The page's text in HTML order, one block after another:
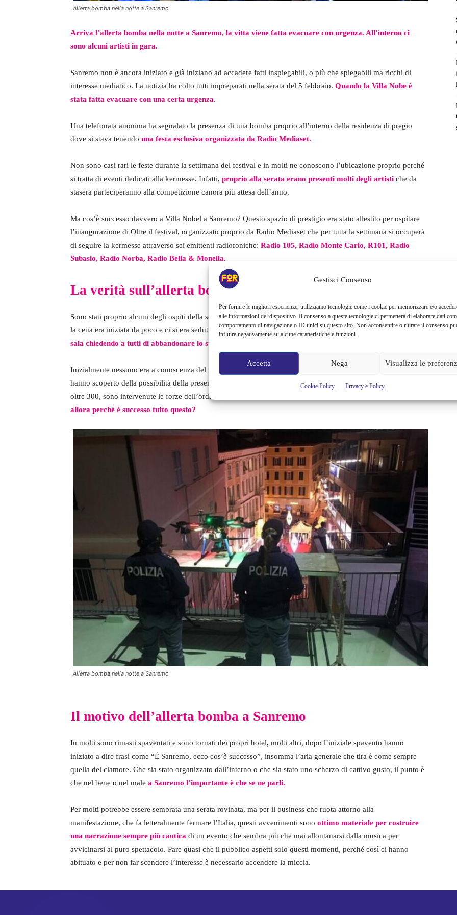
Gestisci Consenso
Per fornire le migliori esperienze, utilizziamo tecnologie come i cookie per memorizzare e/o
alle informazioni del dispositivo. Il consenso a queste tecnologie ci permetterà di elaborare dati
comportamento di navigazione o ID unici su questo sito. Non acconsentire o ritirare il consenso
influire negativamente su alcune caratteristiche e funzioni.
Accetta Nega Visualizza le
Cookie Policy Privacy e Policy
Allerta bomba nella notte a Sanremo
Arriva l’allerta bomba nella notte a Sanremo, la vitta viene fatta evacuare con urgenza. All’interno ci
sono alcuni artisti in gara.
Sanremo non è ancora iniziato e già iniziano ad accadere fatti inspiegabili, o più che spiegabili ma ricchi di
interesse mediatico. La notizia ha colto tutti impreparati nella serata del 5 febbraio. Quando la Villa Nobe è
stata fatta evacuare con una certa urgenza.
Una telefonata anonima ha segnalato la presenza di una bomba proprio all’interno della residenza di pregio
dove si stava tenendo una festa esclusiva organizzata da Radio Mediaset.
Non sono casi rari le feste durante la settimana del festival e in molti ne conoscono l’ubicazione proprio perché
si tratta di eventi dedicati alla kermesse. Infatti, proprio alla serata erano presenti molti degli artisti che da
stasera parteciperanno alla competizione canora più attesa dell’anno.
Ma cos’è successo davvero a Villa Nobel a Sanremo? Questo spazio di prestigio era stato allestito per ospitare
l’inaugurazione di Oltre il festival, organizzato proprio da Radio Mediaset che per tutta la settimana si occuperà
di seguire la kermesse attraverso sei emittenti radiofoniche: Radio 105, Radio Monte Carlo, R101, Radio
Subasio, Radio Norba, Radio Bella & Monella.
La verità sull’allerta bomba a Sanremo
Sono stati proprio alcuni degli ospiti della serata a raccontare che cos’è successo nel giro di pochissimi minuti,
la cena era iniziata da poco e ci si era seduti ai tavoli, quando le forze dell’ordinehanno fatto irruzione nella
sala chiedendo a tutti di abbandonare lo stabile con una certa urgenza.
Inizialmente nessuno era a conoscenza del motivo per cui sono stati allontanati con velocità, sono in seguito
hanno scoperto della possibilità della presenza di un ordigno esplosivo. Come raccontano gli ospiti, che erano
oltre 300, sono intervenute le forze dell’ordine con i cani.
allora perché è successo tutto questo?
Allerta bomba nella notte a Sanremo
Il motivo dell’allerta bomba a Sanremo
In molti sono rimasti spaventati e sono tornati dei propri hotel, molti altri, dopo l’iniziale spavento hanno
iniziato a dire frasi come “È Sanremo, ecco cos’è successo”, insomma l’aria generale che tira è come sempre
quella del clamore. Che sia stato organizzato dall’interno o che sia stato uno scherzo di cattivo gusto, il punto è
che nel bene o nel male a Sanremo l’importante è che se ne parli.
Per molti potrebbe essere sembrata una serata rovinata, ma per il business che ruota attorno alla
manifestazione, che fa letteralmente fermare l’Italia, questi avvenimenti sono ottimo materiale per costruire
una narrazione sempre più caotica di un evento che sembra più che mai allontanarsi dalla musica per
avvicinarsi al puro spettacolo. Pare quasi che il pubblico aspetti solo questi momenti, perché così ci hanno
abituato e per non far scendere l’interesse è necessario accendere la miccia.